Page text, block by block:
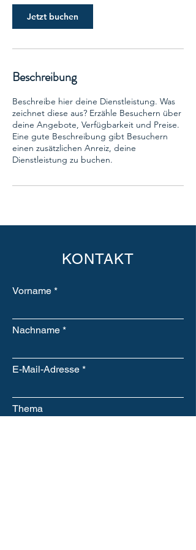
d
Jetzt buchen
Beschreibung
Beschreibe hier deine Dienstleistung. Was
zeichnet diese aus? Erzähle Besuchern über
deine Angebote, Verfügbarkeit und Preise.
Eine gute Beschreibung gibt Besuchern
einen zusätzlichen Anreiz, deine
Dienstleistung zu buchen.
KONTAKT
Vorname
Nachname
E-Mail-Adresse
Thema